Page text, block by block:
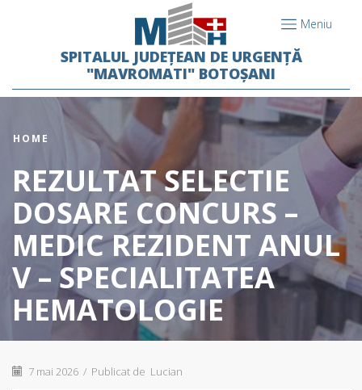
Meniu
SPITALUL JUDEȚEAN DE URGENȚĂ
"MAVROMATI" BOTOȘANI
HOME
REZULTAT SELECTIE
DOSARE CONCURS –
MEDIC REZIDENT ANUL
V – SPECIALITATEA
HEMATOLOGIE
7 mai 2026 / Publicat de Lucian